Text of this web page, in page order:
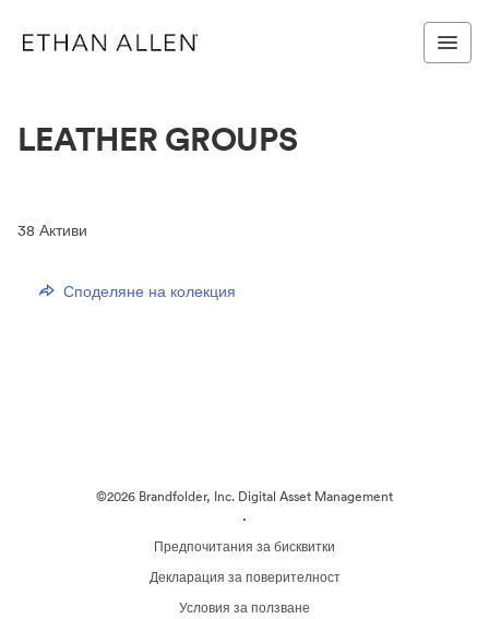
LEATHER GROUPS
38 Активи
Споделяне на колекция
©2026 Brandfolder, Inc. Digital Asset Management
·
Предпочитания за бисквитки
Декларация за поверителност
Условия за ползване